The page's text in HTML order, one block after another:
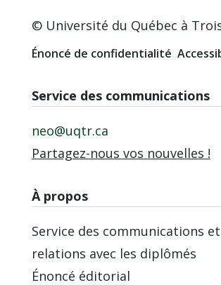
© Université du Québec à
Énoncé de confidentialité
Service des communications
neo@uqtr.ca
Partagez-nous vos nouvelles !
À propos
Service des communications
relations avec les diplômés
Énoncé éditorial